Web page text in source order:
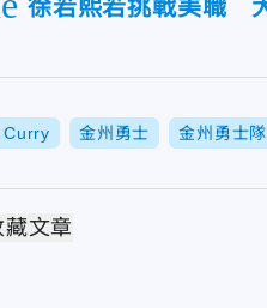
徐若熙若挑戰美職
金州勇士 金州勇士隊
藏文章